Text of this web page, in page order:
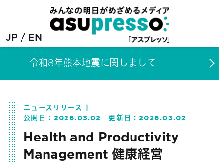
JP EN
令和8年熊本地震に関しまして
ニュースリリース
公開日： 2026.03.02 更新日：2026.03.02
Health and Productivity
Management 健康経営